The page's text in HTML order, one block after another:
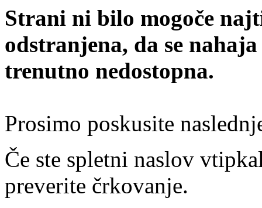
Strani ni bilo mogoče
odstranjena, da se
trenutno nedostopna.
Prosimo poskusite
Če ste spletni naslov
preverite črkovanje.